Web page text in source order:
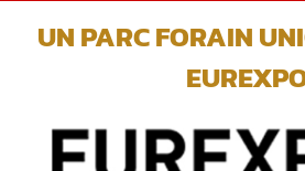
UN PARC FORAIN